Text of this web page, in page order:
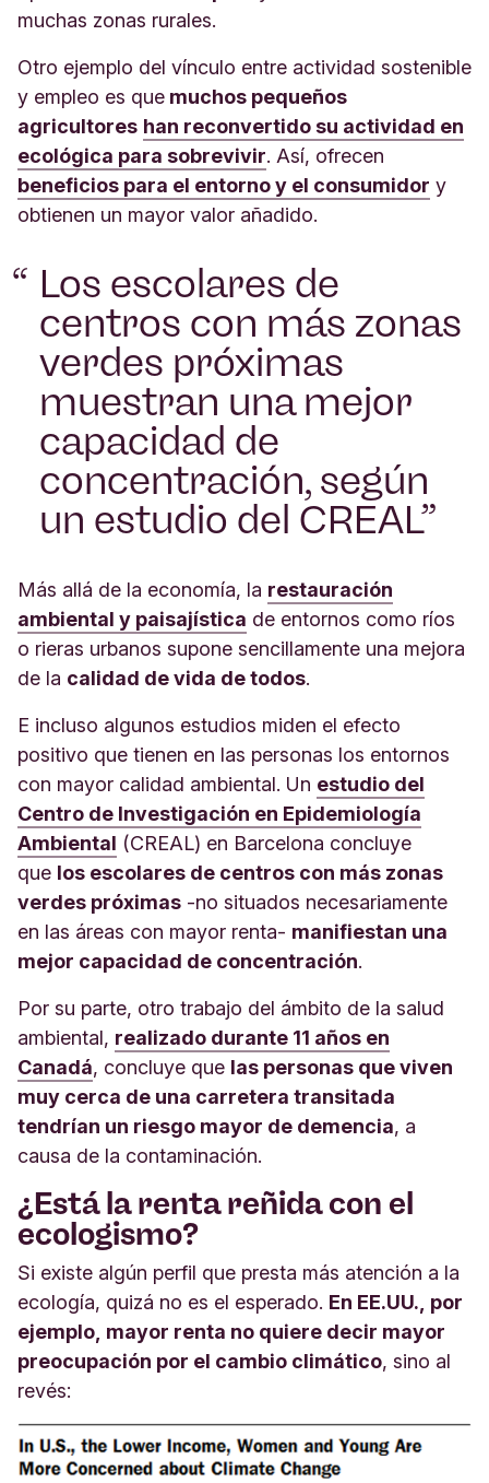
muchas zonas rurales.
Otro ejemplo del vínculo entre actividad sostenible
y empleo es que muchos pequeños
agricultores han reconvertido su actividad en
ecológica para sobrevivir. Así, ofrecen
beneficios para el entorno y el consumidor y
obtienen un mayor valor añadido.
Los escolares de
centros con más zonas
verdes próximas
muestran una mejor
capacidad de
concentración, según
un estudio del CREAL
Más allá de la economía, la restauración
ambiental y paisajística de entornos como ríos
o rieras urbanos supone sencillamente una mejora
de la calidad de vida de todos.
E incluso algunos estudios miden el efecto
positivo que tienen en las personas los entornos
con mayor calidad ambiental. Un estudio del
Centro de Investigación en Epidemiología
Ambiental (CREAL) en Barcelona concluye
que los escolares de centros con más zonas
verdes próximas -no situados necesariamente
en las áreas con mayor renta- manifiestan una
mejor capacidad de concentración.
Por su parte, otro trabajo del ámbito de la salud
ambiental, realizado durante 11 años en
Canadá, concluye que las personas que viven
muy cerca de una carretera transitada
tendrían un riesgo mayor de demencia, a
causa de la contaminación.
¿Está la renta reñida con el
ecologismo?
Si existe algún perfil que presta más atención a la
ecología, quizá no es el esperado. En EE.UU., por
ejemplo, mayor renta no quiere decir mayor
preocupación por el cambio climático, sino al
revés: